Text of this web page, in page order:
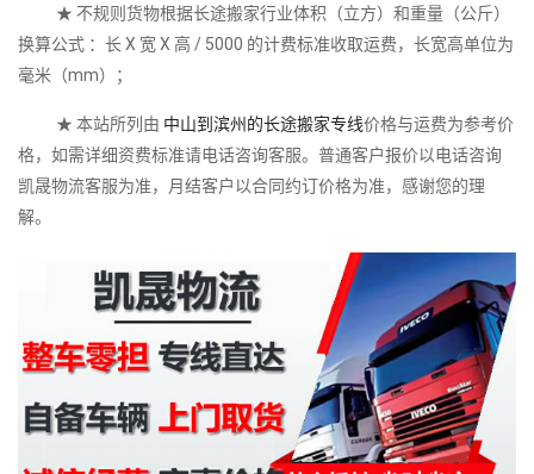
★ 不规则货物根据长途搬家行业体积（立方）和重量（公斤）
换算公式 ：长 X 宽 X 高 / 5000 的计费标准收取运费，长宽高单位为
毫米（mm）；
★ 本站所列由 中山到滨州的长途搬家专线价格与运费为参考价
格，如需详细资费标准请电话咨询客服。普通客户报价以电话咨询
凯晟物流客服为准，月结客户以合同约订价格为准，感谢您的理
解。